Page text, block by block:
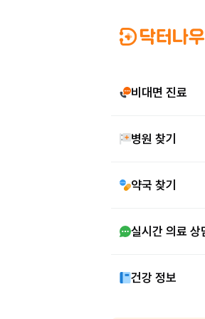
비대면 진료
병원 찾기
약국 찾기
실시간 의료 상
건강 정보